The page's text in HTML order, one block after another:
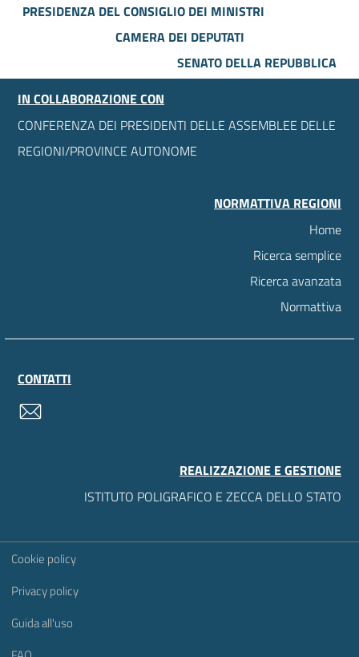
PRESIDENZA DEL CONSIGLIO DEI MINISTRI
CAMERA DEI DEPUTATI
SENATO DELLA REPUBBLICA
IN COLLABORAZIONE CON
CONFERENZA DEI PRESIDENTI DELLE ASSEMBLEE DELLE
REGIONI/PROVINCE AUTONOME
NORMATTIVA REGIONI
Home
Ricerca semplice
Ricerca avanzata
Normattiva
CONTATTI
REALIZZAZIONE E GESTIONE
ISTITUTO POLIGRAFICO E ZECCA DELLO STATO
Sezione Link Utili
Cookie policy
Privacy policy
Guida all'uso